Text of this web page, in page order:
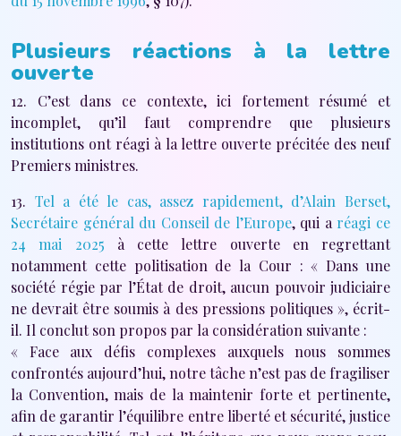
Plusieurs réactions à la lettre
ouverte
12. C’est dans ce contexte, ici fortement résumé et
incomplet, qu’il faut comprendre que plusieurs
institutions ont réagi à la lettre ouverte précitée des neuf
Premiers ministres.
13. Tel a été le cas, assez rapidement, d’Alain Berset,
Secrétaire général du Conseil de l’Europe, qui a réagi ce
24 mai 2025 à cette lettre ouverte en regrettant
notamment cette politisation de la Cour : « Dans une
société régie par l’État de droit, aucun pouvoir judiciaire
ne devrait être soumis à des pressions politiques », écrit-
il. Il conclut son propos par la considération suivante :
« Face aux défis complexes auxquels nous sommes
confrontés aujourd’hui, notre tâche n’est pas de fragiliser
la Convention, mais de la maintenir forte et pertinente,
afin de garantir l’équilibre entre liberté et sécurité, justice